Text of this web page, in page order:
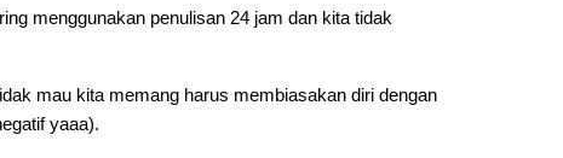
menggunakan penulisan 24 jam dan kita tidak
mau kita memang harus membiasakan diri dengan
yaaa).